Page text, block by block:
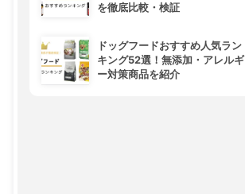
を徹底比較・検証
ドッグフードおすすめ人気ラン
キング52選！無添加・アレルギ
ー対策商品を紹介